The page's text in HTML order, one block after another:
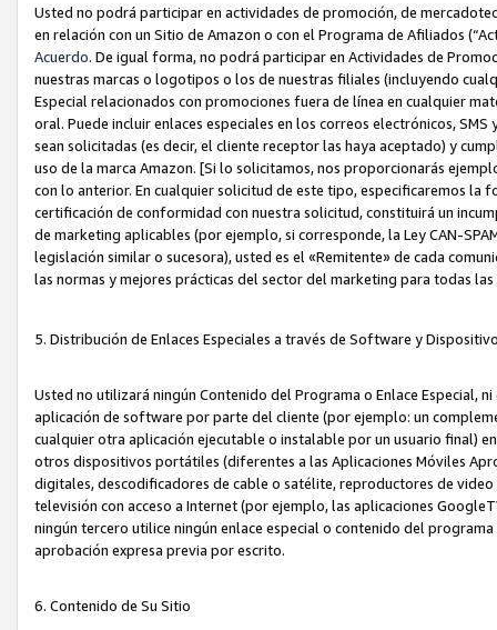
Usted no podrá participar en actividades de promoción, de
en relación con un Sitio de Amazon o con el Programa de Afiliados
Acuerdo. De igual forma, no podrá participar en Actividades de
nuestras marcas o logotipos o los de nuestras filiales (incluyendo
Especial relacionados con promociones fuera de línea en cualquier
oral. Puede incluir enlaces especiales en los correos electrónicos,
sean solicitadas (es decir, el cliente receptor las haya aceptado) y
uso de la marca Amazon. [Si lo solicitamos, nos proporcionarás
con lo anterior. En cualquier solicitud de este tipo, especificaremos
certificación de conformidad con nuestra solicitud, constituirá un
de marketing aplicables (por ejemplo, si corresponde, la Ley CAN-
legislación similar o sucesora), usted es el «Remitente» de cada
las normas y mejores prácticas del sector del marketing para todas
5. Distribución de Enlaces Especiales a través de Software y
Usted no utilizará ningún Contenido del Programa o Enlace Especial,
aplicación de software por parte del cliente (por ejemplo: un
cualquier otra aplicación ejecutable o instalable por un usuario final)
otros dispositivos portátiles (diferentes a las Aplicaciones Móviles
digitales, descodificadores de cable o satélite, reproductores de
televisión con acceso a Internet (por ejemplo, las aplicaciones
ningún tercero utilice ningún enlace especial o contenido del
aprobación expresa previa por escrito.
6. Contenido de Su Sitio